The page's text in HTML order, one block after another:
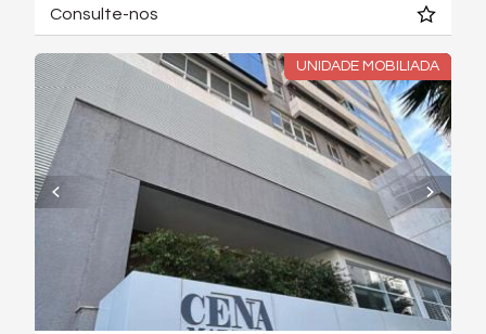
Consulte-nos
UNIDADE MOBILIADA